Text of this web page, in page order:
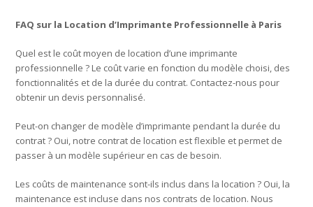
FAQ sur la Location d’Imprimante Professionnelle à Paris
Quel est le coût moyen de location d’une imprimante
professionnelle ? Le coût varie en fonction du modèle choisi, des
fonctionnalités et de la durée du contrat. Contactez-nous pour
obtenir un devis personnalisé.
Peut-on changer de modèle d’imprimante pendant la durée du
contrat ? Oui, notre contrat de location est flexible et permet de
passer à un modèle supérieur en cas de besoin.
Les coûts de maintenance sont-ils inclus dans la location ? Oui, la
maintenance est incluse dans nos contrats de location. Nous